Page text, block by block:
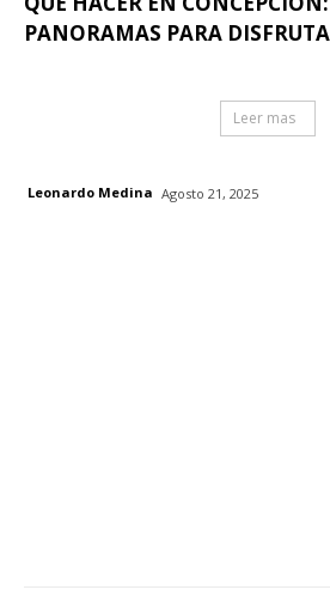
PANORAMAS PARA
Leer mas
Leonardo Medina Agosto 21, 2025